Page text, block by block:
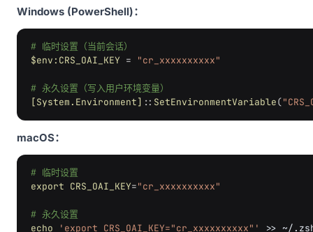
Windows (PowerShell)：
# 临时设置（当前会话）
$env:CRS_OAI_KEY = "cr_xxxxxxxxxx"
# 永久设置（写入用户环境变量）
[System.Environment] :: SetEnvironmentVariable(
macOS：
# 临时设置
export CRS_OAI_KEY="cr_xxxxxxxxxx"
# 永久设置
echo
'export CRS_OAI_KEY="cr_xxxxxxxxxx"'
>>